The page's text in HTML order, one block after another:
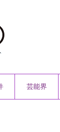
芸能界